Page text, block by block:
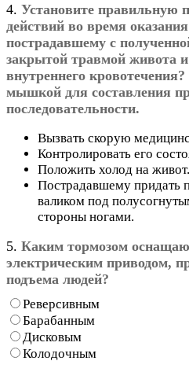
4. Установите правильную
действий во время
пострадавшему с
закрытой травмой живота
внутреннего
мышкой для составления
последовательности.
Вызвать скорую
Контролировать его
Положить холод на живот.
Пострадавшему придать
валиком под
стороны ногами.
5. Каким тормозом
электрическим приводом,
подъема людей?
Реверсивным
Барабанным
Дисковым
Колодочным